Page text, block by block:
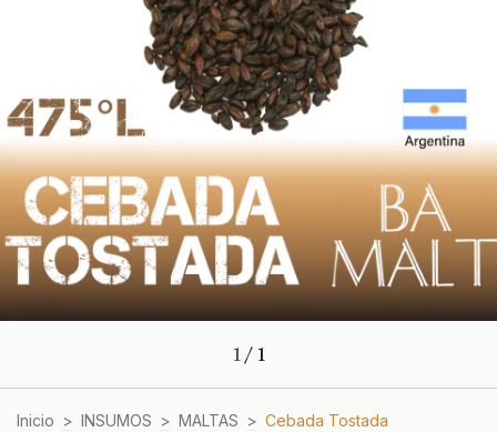
1/ 1
Inicio > INSUMOS > MALTAS > Cebada Tostada